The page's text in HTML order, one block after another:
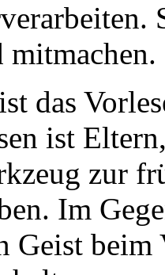
das
ist
zur
Im
Geist beim